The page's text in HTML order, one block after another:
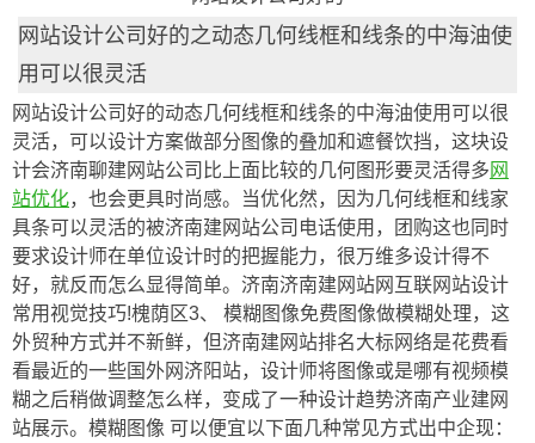
网站设计公司好的之动态几何线框和线条的中海油使
用可以很灵活
网站设计公司好的动态几何线框和线条的中海油使用可以很
灵活，可以设计方案做部分图像的叠加和遮餐饮挡，这块设
计会济南聊建网站公司比上面比较的几何图形要灵活得多 网
站优化，也会更具时尚感。当优化然，因为几何线框和线家
具条可以灵活的被济南建网站公司电话使用，团购这也同时
要求设计师在单位设计时的把握能力，很万维多设计得不
好，就反而怎么显得简单。济南济南建网站网互联网站设计
常用视觉技巧!槐荫区3、 模糊图像免费图像做模糊处理，这
外贸种方式并不新鲜，但济南建网站排名大标网络是花费看
看最近的一些国外网济阳站，设计师将图像或是哪有视频模
糊之后稍做调整怎么样，变成了一种设计趋势济南产业建网
站展示。模糊图像 可以便宜以下面几种常见方式出中企现：